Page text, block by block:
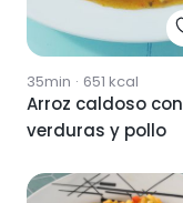
35min · 651 kcal
Arroz caldoso con
verduras y pollo